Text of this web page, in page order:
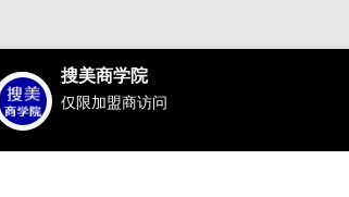
搜美商学院
仅限加盟商访问